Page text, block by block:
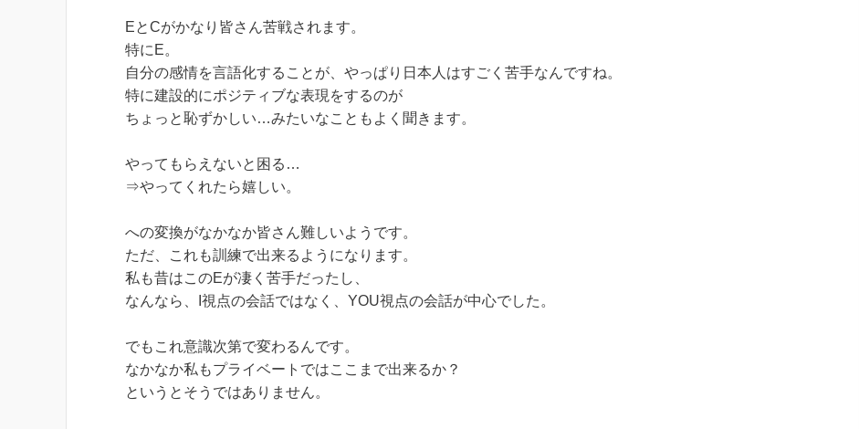
EとCがかなり皆さん苦戦されます。
特にE。
自分の感情を言語化することが、やっぱり日本人はすごく苦手なんですね。
特に建設的にポジティブな表現をするのが
ちょっと恥ずかしい…みたいなこともよく聞きます。
やってもらえないと困る…
⇒やってくれたら嬉しい。
への変換がなかなか皆さん難しいようです。
ただ、これも訓練で出来るようになります。
私も昔はこのEが凄く苦手だったし、
なんなら、I視点の会話ではなく、YOU視点の会話が中心でした。
でもこれ意識次第で変わるんです。
なかなか私もプライベートではここまで出来るか？
というとそうではありません。